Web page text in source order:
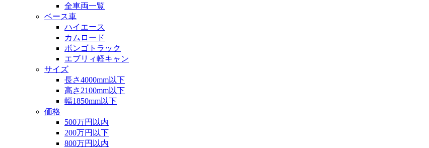
全車両一覧
ベース車
ハイエース
カムロード
ボンゴトラック
エブリィ軽キャン
サイズ
長さ4000mm以下
高さ2100mm以下
幅1850mm以下
価格
500万円以内
200万円以下
800万円以内